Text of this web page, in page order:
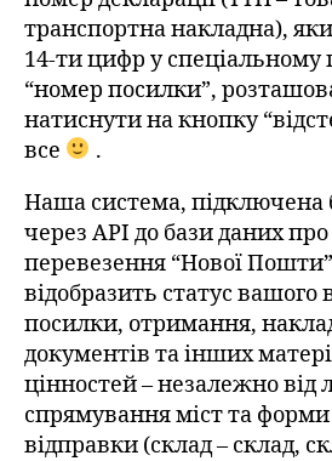
транспортна накладна),
14-ти цифр у спеціальному
“номер посилки”,
натиснути на кнопку
все
.
Наша система, підключена
через API до бази даних
перевезення “Нової
відобразить статус вашого
посилки, отримання,
документів та інших
цінностей – незалежно від
спрямування міст та
відправки (склад – склад,